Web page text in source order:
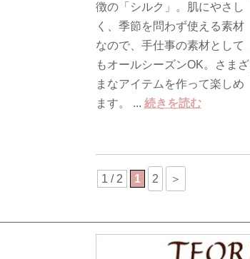
徴の「シルク」。肌にやさし
く、季節を問わず使える素材
なので、手仕事の素材として
もオールシーズンOK。さまざ
まなアイテムを作って楽しめ
ます。 ... 続きを読む
1 / 2 1 2 ＞